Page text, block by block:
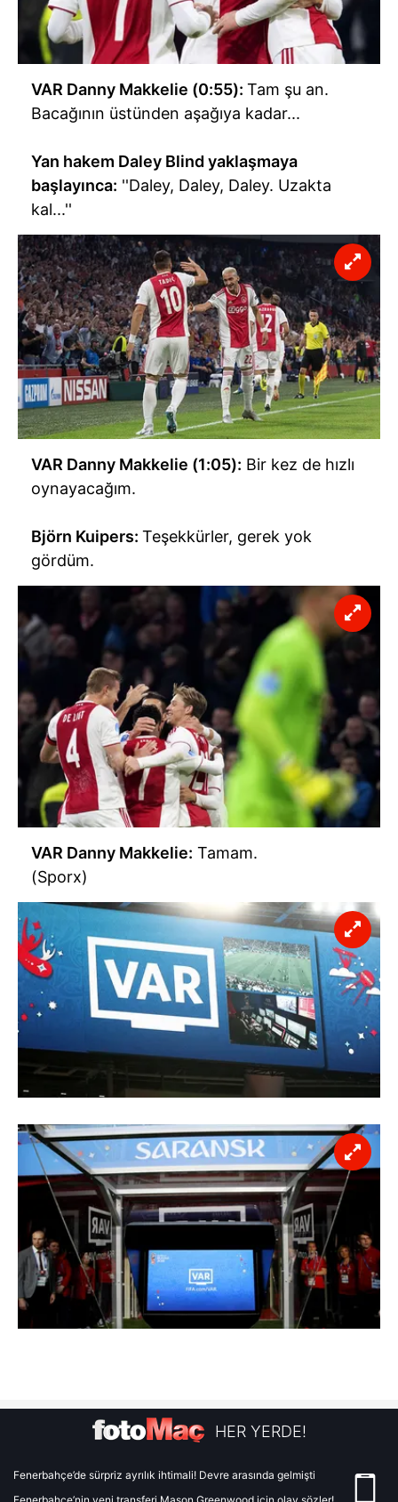
VAR Danny Makkelie (0:55): Tam şu an.
Bacağının üstünden aşağıya kadar...
Yan hakem Daley Blind yaklaşmaya
başlayınca: ''Daley, Daley, Daley. Uzakta
kal...''
VAR Danny Makkelie (1:05): Bir kez de hızlı
oynayacağım.
Björn Kuipers: Teşekkürler, gerek yok
gördüm.
VAR Danny Makkelie: Tamam.
(Sporx)
HER YERDE!
Fenerbahçe’de sürpriz ayrılık ihtimali! Devre arasında gelmişti